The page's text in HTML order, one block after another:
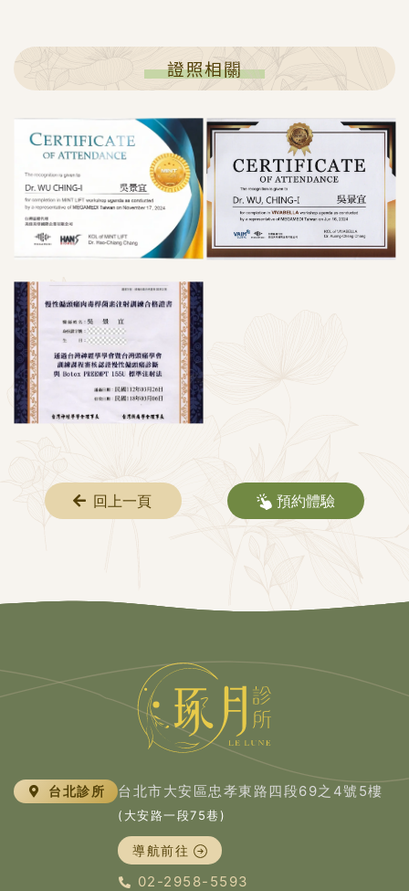
證照相關
回上一頁 預約體驗
台北診所 台北市大安區忠孝東路四段69之4號5樓
(大安路一段75巷)
導航前往
02-2958-5593